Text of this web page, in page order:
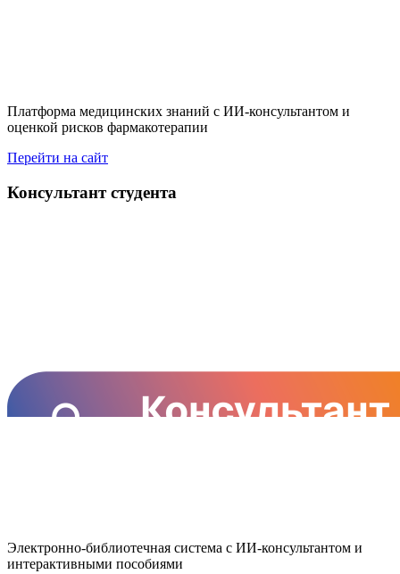
Платформа медицинских знаний с ИИ‑консультантом и
оценкой рисков фармакотерапии
Перейти на сайт
Консультант студента
Электронно-библиотечная система с ИИ‑консультантом и
интерактивными пособиями